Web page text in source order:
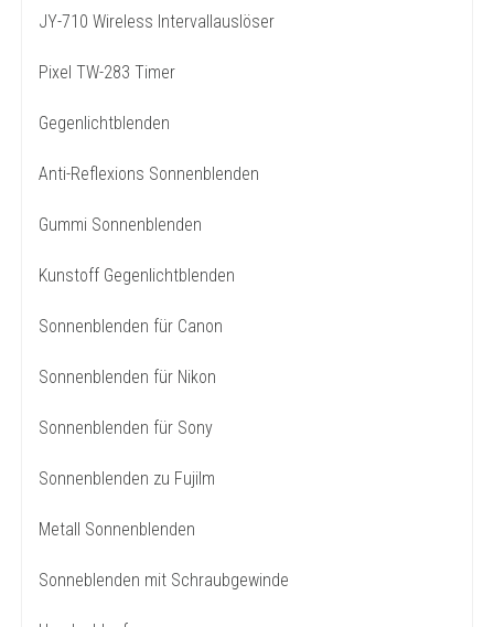
JY-710 Wireless Intervallauslöser
Pixel TW-283 Timer
Gegenlichtblenden
Anti-Reflexions Sonnenblenden
Gummi Sonnenblenden
Kunstoff Gegenlichtblenden
Sonnenblenden für Canon
Sonnenblenden für Nikon
Sonnenblenden für Sony
Sonnenblenden zu Fujilm
Metall Sonnenblenden
Sonneblenden mit Schraubgewinde